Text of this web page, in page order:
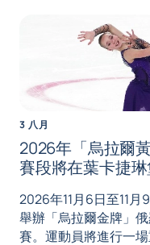
3 八月
2026年「烏拉爾
賽段將在葉卡捷
2026年11月6日至11
舉辦「烏拉爾金牌」
賽。運動員將進行一